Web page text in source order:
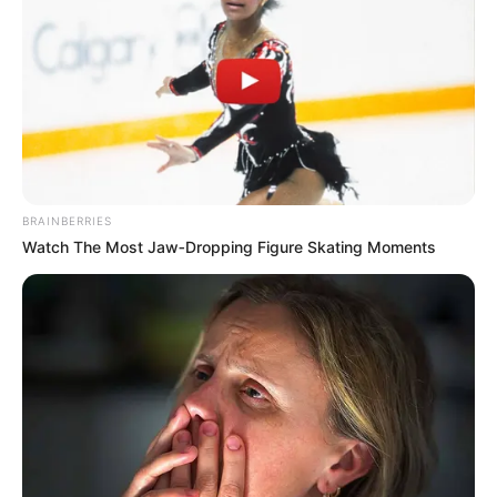
zusammengestellt! Lies hier alle wichtigen Infos über
die Einnahmen und das Privatvermögen von Cole
Hauser 2021.Cole Hauser ist ein amerikanischer
READ MORE
BRAINBERRIES
Watch The Most Jaw‑Dropping Figure Skating Moments